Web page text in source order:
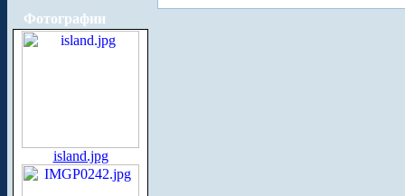
Фотографии
island.jpg